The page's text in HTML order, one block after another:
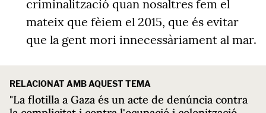
criminalització quan nosaltres fem el
mateix que fèiem el 2015, que és evitar
que la gent mori innecessàriament al mar.
RELACIONAT AMB AQUEST TEMA
"La flotilla a Gaza és un acte de denúncia contra